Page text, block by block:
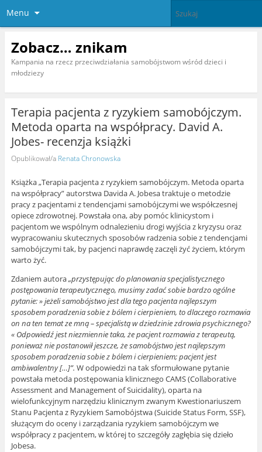
Menu
Zobacz… znikam
Kampania na rzecz przeciwdziałania samobójstwom wśród dzieci i
młodziezy
Terapia pacjenta z ryzykiem samobójczym.
Metoda oparta na współpracy. David A.
Jobes- recenzja książki
Opublikował/a Renata Chronowska
Książka „Terapia pacjenta z ryzykiem samobójczym. Metoda oparta
na współpracy” autorstwa Davida A. Jobesa traktuje o metodzie
pracy z pacjentami z tendencjami samobójczymi we współczesnej
opiece zdrowotnej. Powstała ona, aby pomóc klinicystom i
pacjentom we wspólnym odnalezieniu drogi wyjścia z kryzysu oraz
wypracowaniu skutecznych sposobów radzenia sobie z tendencjami
samobójczymi tak, by pacjenci naprawdę zaczęli żyć życiem, którym
warto żyć.
Zdaniem autora„przystępując do planowania specjalistycznego
postępowania terapeutycznego, musimy zadać sobie bardzo ogólne
pytanie:»jeżeli samobójstwo jest dla tego pacjenta najlepszym
sposobem poradzenia sobie z bólem i cierpieniem, to dlaczego rozmawia
on na ten temat ze mną – specjalistą w dziedzinie zdrowia psychicznego?
« Odpowiedź jest niezmiennie taka, że pacjent rozmawia z terapeutą,
ponieważ nie postanowił jeszcze, że samobójstwo jest najlepszym
sposobem poradzenia sobie z bólem i cierpieniem; pacjent jest
ambiwalentny […]”. W odpowiedzi na tak sformułowane pytanie
powstała metoda postępowania klinicznego CAMS (Collaborative
Assessment and Management of Suicidality), oparta na
wielofunkcyjnym narzędziu klinicznym zwanym Kwestionariuszem
Stanu Pacjenta z Ryzykiem Samobójstwa (Suicide Status Form, SSF),
służącym do oceny i zarządzania ryzykiem samobójczym we
współpracy z pacjentem, w której to szczegóły zagłębia się dzieło
Jobesa.